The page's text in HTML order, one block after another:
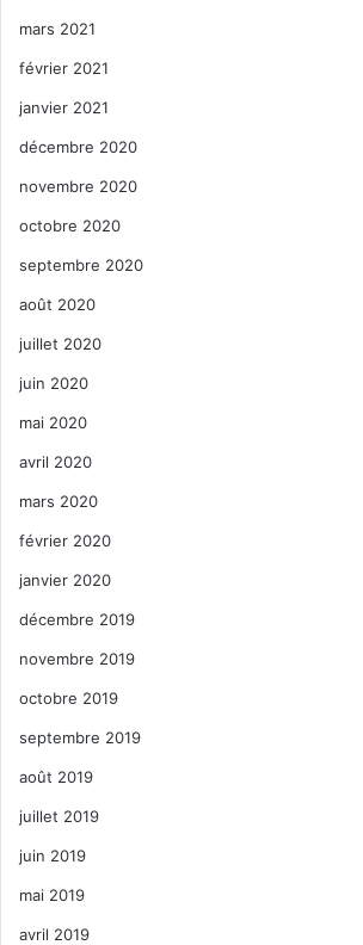
mars 2021
février 2021
janvier 2021
décembre 2020
novembre 2020
octobre 2020
septembre 2020
août 2020
juillet 2020
juin 2020
mai 2020
avril 2020
mars 2020
février 2020
janvier 2020
décembre 2019
novembre 2019
octobre 2019
septembre 2019
août 2019
juillet 2019
juin 2019
mai 2019
avril 2019